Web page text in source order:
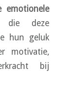
emotionele
deze
hun geluk
motivatie,
bij